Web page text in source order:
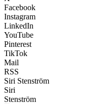
Facebook
Instagram
LinkedIn
YouTube
Pinterest
TikTok
Mail
RSS
Siri Stenström
Siri
Stenström